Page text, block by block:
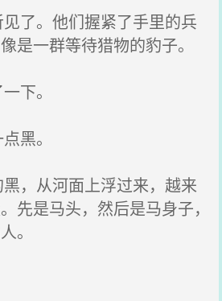
了。他们握紧了手里的兵
是一群等待猎物的豹子。
下。
黑。
，从河面上浮过来，越来
先是马头，然后是马身子，
。